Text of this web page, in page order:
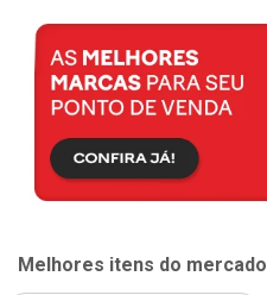
Melhores itens do mercado